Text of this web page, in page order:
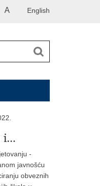
English
A
i...
-
javnošću
obveznih